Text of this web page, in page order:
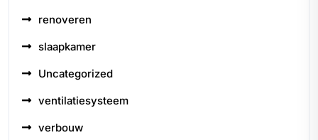
renoveren
slaapkamer
Uncategorized
ventilatiesysteem
verbouw